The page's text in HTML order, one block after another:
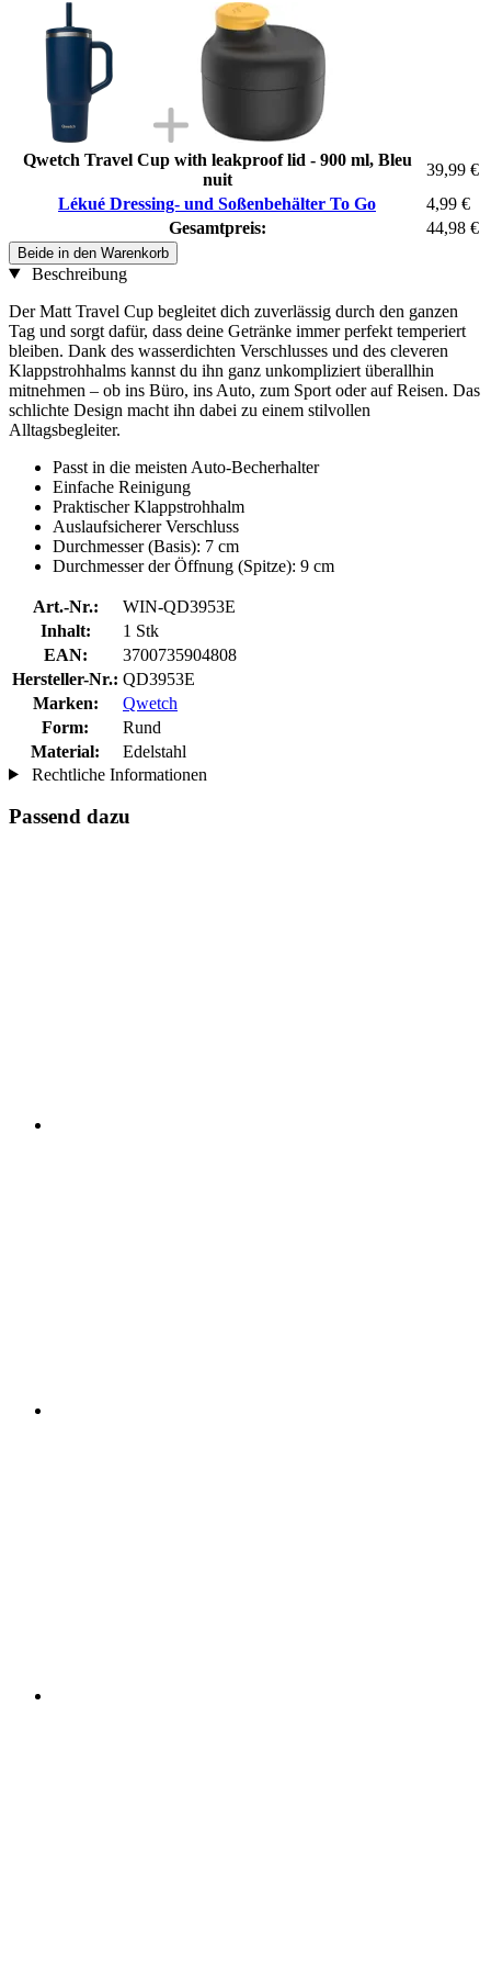
Qwetch Travel Cup with leakproof lid - 900 ml, Bleu
nuit
39,99 €
Lékué Dressing- und Soßenbehälter To Go
4,99 €
Gesamtpreis:
44,98 €
Beide in den Warenkorb
Beschreibung
Der Matt Travel Cup begleitet dich zuverlässig durch den ganzen
Tag und sorgt dafür, dass deine Getränke immer perfekt temperiert
bleiben. Dank des wasserdichten Verschlusses und des cleveren
Klappstrohhalms kannst du ihn ganz unkompliziert überallhin
mitnehmen – ob ins Büro, ins Auto, zum Sport oder auf Reisen. Das
schlichte Design macht ihn dabei zu einem stilvollen
Alltagsbegleiter.
Passt in die meisten Auto-Becherhalter
Einfache Reinigung
Praktischer Klappstrohhalm
Auslaufsicherer Verschluss
Durchmesser (Basis): 7 cm
Durchmesser der Öffnung (Spitze): 9 cm
Art.-Nr.:
WIN-QD3953E
Inhalt:
1 Stk
EAN:
3700735904808
Hersteller-Nr.: QD3953E
Marken:
Qwetch
Form:
Rund
Material:
Edelstahl
Rechtliche Informationen
Passend dazu